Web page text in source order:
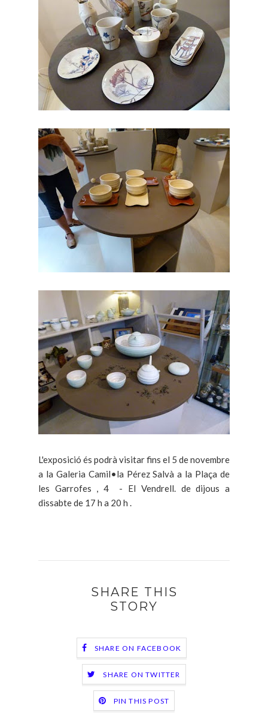
L'exposició és podrà visitar fins el 5 de novembre
a la Galeria Camil•la Pérez Salvà a la Plaça de
les Garrofes , 4 - El Vendrell. de dijous a
dissabte de 17 h a 20 h .
SHARE THIS
STORY
SHARE ON FACEBOOK
SHARE ON TWITTER
PIN THIS POST